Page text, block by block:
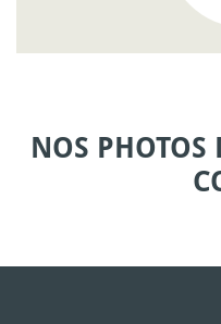
NOS PHOTOS